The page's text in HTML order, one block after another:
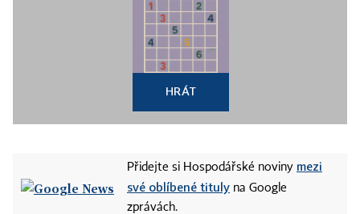
HRÁT
Přidejte si Hospodářské noviny mezi
své oblíbené tituly na Google
zprávách.